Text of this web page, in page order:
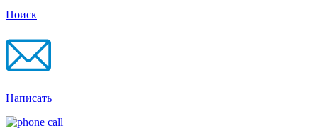
Поиск
Написать